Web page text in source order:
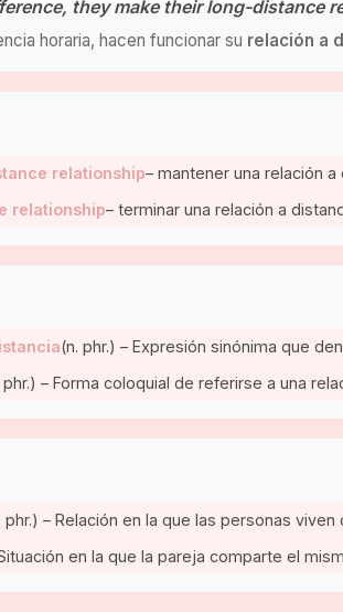
they make their long-distance
horaria, hacen funcionar su relación a
relationship– mantener una relación a
relationship– terminar una relación a
(n. phr.) – Expresión sinónima que
phr.) – Forma coloquial de referirse a una
phr.) – Relación en la que las personas
en la que la pareja comparte el